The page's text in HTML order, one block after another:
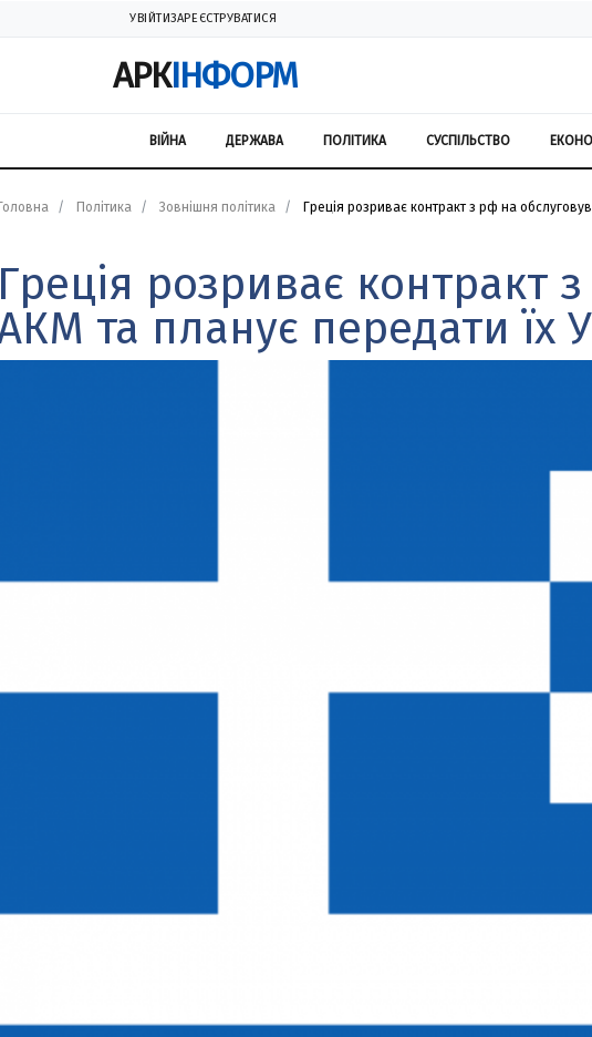
УВІЙТИЗАРЕЄСТРУВАТИСЯ
АРКІНФОРМ
ВІЙНА ДЕРЖАВА ПОЛІТИКА СУСПІЛЬСТВО
Політика Зовнішня політика Греція розриває контракт з рф на
розриває контракт
та планує передати їх